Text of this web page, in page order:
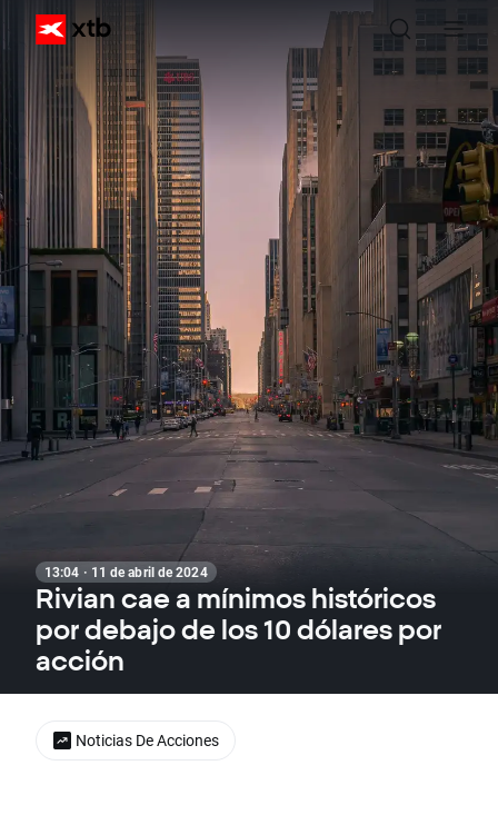
13:04 · 11 de abril de 2024
Rivian cae a mínimos históricos
por debajo de los 10 dólares por
acción
Noticias De Acciones